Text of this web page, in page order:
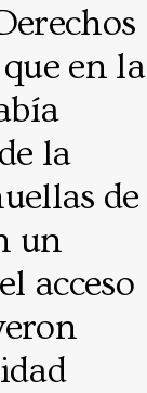
en la
la
de
un
acceso